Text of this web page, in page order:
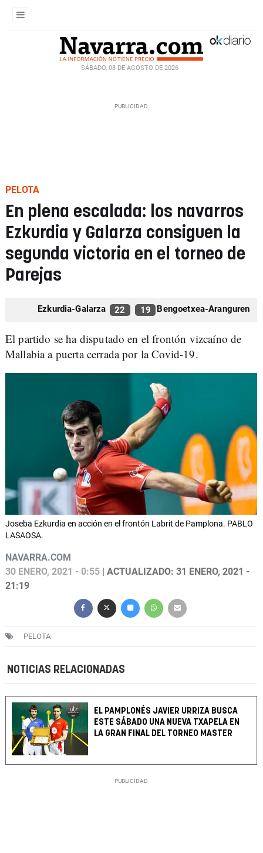
SÁBADO, 08 DE AGOSTO DE 2026
PELOTA
En plena escalada: los navarros
Ezkurdia y Galarza consiguen la
segunda victoria en el torneo de
Parejas
Ezkurdia-Galarza 22 19 Bengoetxea-Aranguren
El partido se ha disputado en el frontón vizcaíno de
Mallabia a puerta cerrada por la Covid-19.
Joseba Ezkurdia en acción en el frontón Labrit de Pamplona. PABLO
LASAOSA.
NAVARRA.COM
30 ENERO, 2021 - 0:55 | ACTUALIZADO: 31 ENERO, 2021 -
21:19
PELOTA
NOTICIAS RELACIONADAS
EL PAMPLONÉS JAVIER URRIZA BUSCA
ESTE SÁBADO UNA NUEVA TXAPELA EN
LA GRAN FINAL DEL TORNEO MASTER